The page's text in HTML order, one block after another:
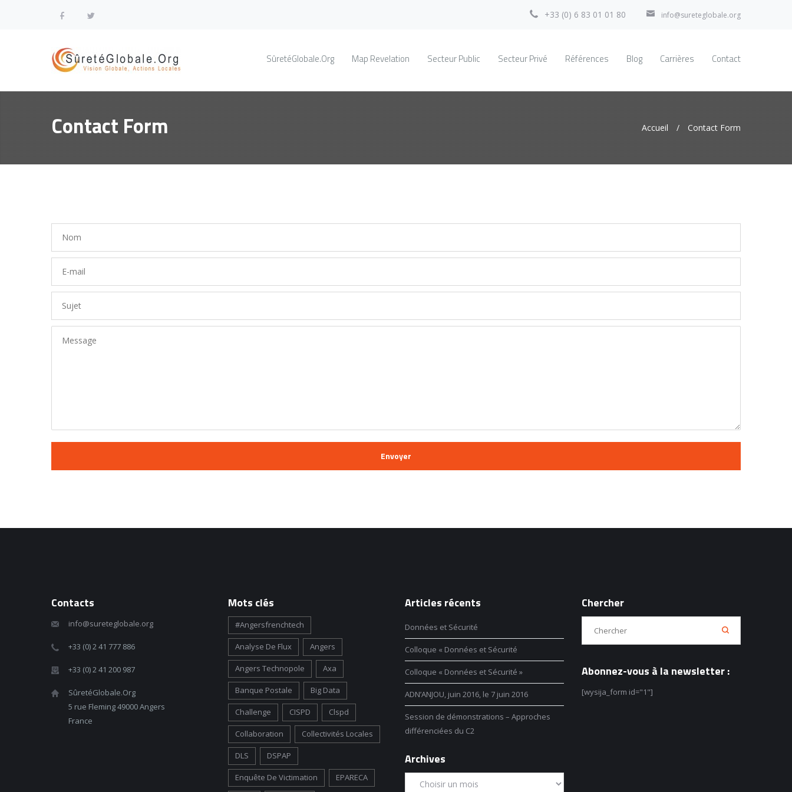
+33 (0) 6 83 01 01 80 info@sureteglobale.org
SûretéGlobale.Org Map Revelation Secteur Public Secteur Privé Références Blog Carrières Contact
Contact Form Accueil / Contact Form
Contacts
info@sureteglobale.org
+33 (0) 2 41 777 886
+33 (0) 2 41 200 987
SûretéGlobale.Org
5 rue Fleming 49000 Angers
France
Mots clés
#angersfrenchtech
Analyse De Flux Angers
Angers Technopole Axa
Banque Postale Big Data
Challenge CISPD Clspd
Collaboration Collectivités Locales
DLS DSPAP
Enquête De Victimation EPARECA
Articles récents
Données et Sécurité
Colloque « Données et Sécurité
Colloque « Données et Sécurité »
ADN’ANJOU, juin 2016, le 7 juin 2016
Session de démonstrations – Approches
différenciées du C2
Archives
Chercher
Abonnez-vous à la newsletter :
[wysija_form id="1"]